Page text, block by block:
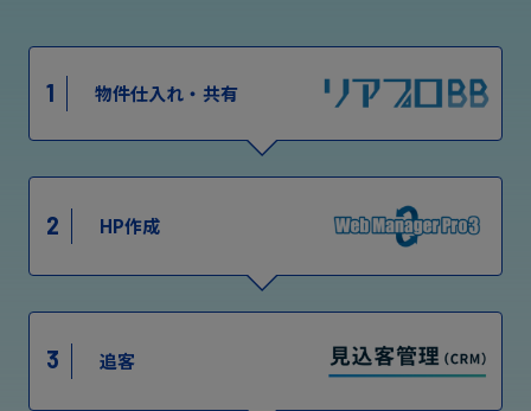
1 物件仕入れ・共有
2 HP作成
3 追客